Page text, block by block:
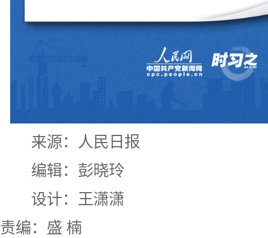
来源：人民日报
编辑：彭晓玲
设计：王潇潇
责编：盛 楠